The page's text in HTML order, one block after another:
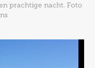
prachtige nacht. Foto